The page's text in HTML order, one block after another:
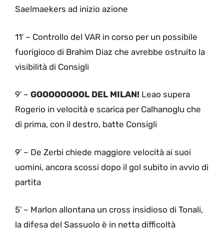
Saelmaekers ad inizio azione
11′ – Controllo del VAR in corso per un possibile
fuorigioco di Brahim Diaz che avrebbe ostruito la
visibilità di Consigli
9′ – GOOOOOOOOL DEL MILAN! Leao supera
Rogerio in velocità e scarica per Calhanoglu che
di prima, con il destro, batte Consigli
9′ – De Zerbi chiede maggiore velocità ai suoi
uomini, ancora scossi dopo il gol subito in avvio di
partita
5′ – Marlon allontana un cross insidioso di Tonali,
la difesa del Sassuolo è in netta difficoltà